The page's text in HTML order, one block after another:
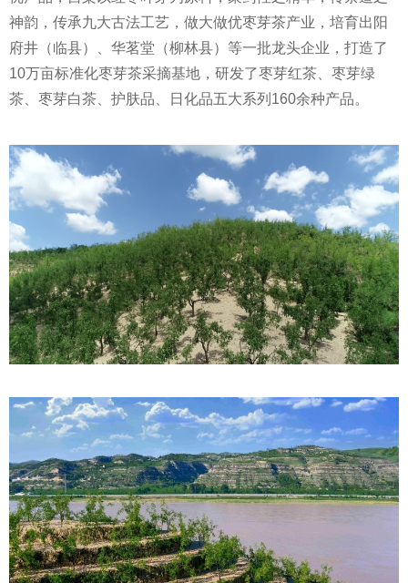
神韵，传承九大古法工艺，做大做优枣芽茶产业，培育出阳
府井（临县）、华茗堂（柳林县）等一批龙头企业，打造了
10万亩标准化枣芽茶采摘基地，研发了枣芽红茶、枣芽绿
茶、枣芽白茶、护肤品、日化品五大系列160余种产品。